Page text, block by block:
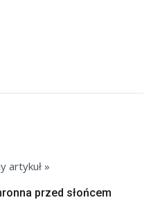
artykuł »
przed słońcem